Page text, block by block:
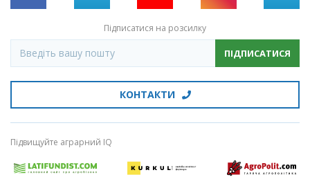
Підписатися на розсилку
ПІДПИСАТИСЯ
КОНТАКТИ
Підвищуйте аграрний IQ